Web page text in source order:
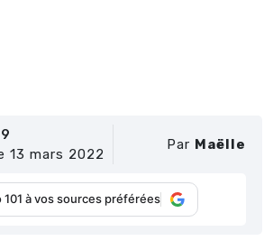
13 mars 2022
Par Maëlle
101 à vos sources préférées